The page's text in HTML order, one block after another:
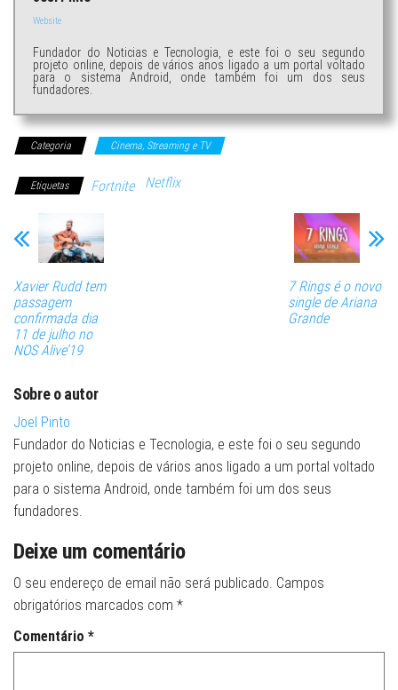
Website
Fundador do Noticias e Tecnologia, e este foi o seu segundo
projeto online, depois de vários anos ligado a um portal voltado
para o sistema Android, onde também foi um dos seus
fundadores.
Categoria Cinema, Streaming e TV
Etiquetas Fortnite Netflix
Xavier Rudd tem
passagem
confirmada dia
11 de julho no
NOS Alive’19
7 Rings é o novo
single de Ariana
Grande
Sobre o autor
Joel Pinto
Fundador do Noticias e Tecnologia, e este foi o seu segundo
projeto online, depois de vários anos ligado a um portal voltado
para o sistema Android, onde também foi um dos seus
fundadores.
Deixe um comentário
O seu endereço de email não será publicado. Campos
obrigatórios marcados com *
Comentário *